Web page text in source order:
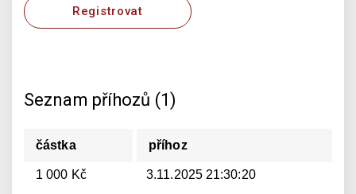
Registrovat
Seznam příhozů (1)
částka příhoz
1 000 Kč 3.11.2025 21:30:20